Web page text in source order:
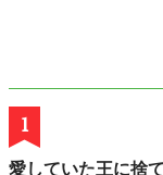
1
愛していた王に捨